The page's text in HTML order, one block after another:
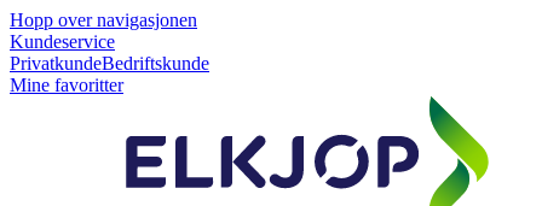
Hopp over navigasjonen
Kundeservice
PrivatkundeBedriftskunde
Mine favoritter